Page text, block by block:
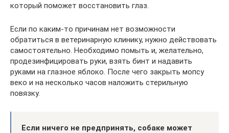
который поможет восстановить глаз.
Если по каким-то причинам нет возможности
обратиться в ветеринарную клинику, нужно действовать
самостоятельно. Необходимо помыть и, желательно,
продезинфицировать руки, взять бинт и надавить
руками на глазное яблоко. После чего закрыть мопсу
веко и на несколько часов наложить стерильную
повязку.
Если ничего не предпринять, собаке может